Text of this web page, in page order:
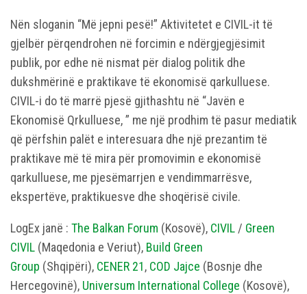
Nën sloganin “Më jepni pesë!” Aktivitetet e CIVIL-it të
gjelbër përqendrohen në forcimin e ndërgjegjësimit
publik, por edhe në nismat për dialog politik dhe
dukshmërinë e praktikave të ekonomisë qarkulluese.
CIVIL-i do të marrë pjesë gjithashtu në “Javën e
Ekonomisë Qrkulluese, ” me një prodhim të pasur mediatik
që përfshin palët e interesuara dhe një prezantim të
praktikave më të mira për promovimin e ekonomisë
qarkulluese, me pjesëmarrjen e vendimmarrësve,
ekspertëve, praktikuesve dhe shoqërisë civile.
LogEx janë : The Balkan Forum (Kosovë), CIVIL / Green
CIVIL (Maqedonia e Veriut), Build Green
Group (Shqipëri), CENER 21, COD Jajce (Bosnje dhe
Hercegovinë), Universum International College (Kosovë),